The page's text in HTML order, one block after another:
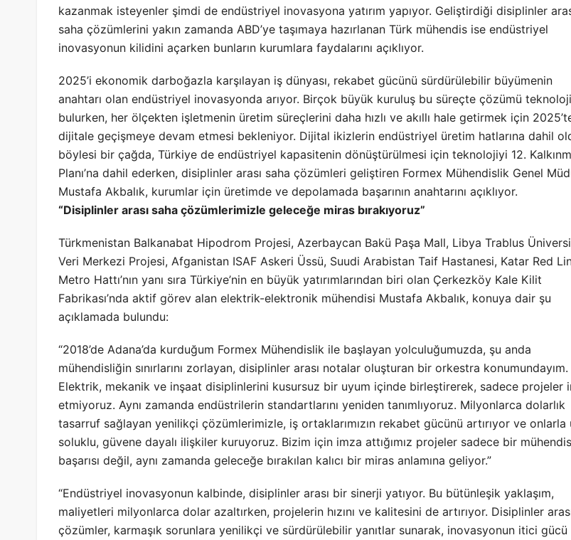
kazanmak isteyenler şimdi de endüstriyel inovasyona yatırım yapıyor. Geliştirdiği disiplinler
saha çözümlerini yakın zamanda ABD’ye taşımaya hazırlanan Türk mühendis ise endüstriyel
inovasyonun kilidini açarken bunların kurumlara faydalarını açıklıyor.
2025’i ekonomik darboğazla karşılayan iş dünyası, rekabet gücünü sürdürülebilir büyümenin
anahtarı olan endüstriyel inovasyonda arıyor. Birçok büyük kuruluş bu süreçte çözümü
bulurken, her ölçekten işletmenin üretim süreçlerini daha hızlı ve akıllı hale getirmek için
dijitale geçişmeye devam etmesi bekleniyor. Dijital ikizlerin endüstriyel üretim hatlarına dahil
böylesi bir çağda, Türkiye de endüstriyel kapasitenin dönüştürülmesi için teknolojiyi 12.
Planı’na dahil ederken, disiplinler arası saha çözümleri geliştiren Formex Mühendislik Genel
Mustafa Akbalık, kurumlar için üretimde ve depolamada başarının anahtarını açıklıyor.
“Disiplinler arası saha çözümlerimizle geleceğe miras bırakıyoruz”
Türkmenistan Balkanabat Hipodrom Projesi, Azerbaycan Bakü Paşa Mall, Libya Trablus
Veri Merkezi Projesi, Afganistan ISAF Askeri Üssü, Suudi Arabistan Taif Hastanesi, Katar Red
Metro Hattı’nın yanı sıra Türkiye’nin en büyük yatırımlarından biri olan Çerkezköy Kale Kilit
Fabrikası’nda aktif görev alan elektrik-elektronik mühendisi Mustafa Akbalık, konuya dair şu
açıklamada bulundu:
“2018’de Adana’da kurduğum Formex Mühendislik ile başlayan yolculuğumuzda, şu anda
mühendisliğin sınırlarını zorlayan, disiplinler arası notalar oluşturan bir orkestra konumundayım.
Elektrik, mekanik ve inşaat disiplinlerini kusursuz bir uyum içinde birleştirerek, sadece projeler
etmiyoruz. Aynı zamanda endüstrilerin standartlarını yeniden tanımlıyoruz. Milyonlarca dolarlık
tasarruf sağlayan yenilikçi çözümlerimizle, iş ortaklarımızın rekabet gücünü artırıyor ve onlarla
soluklu, güvene dayalı ilişkiler kuruyoruz. Bizim için imza attığımız projeler sadece bir
başarısı değil, aynı zamanda geleceğe bırakılan kalıcı bir miras anlamına geliyor.”
“Endüstriyel inovasyonun kalbinde, disiplinler arası bir sinerji yatıyor. Bu bütünleşik yaklaşım,
maliyetleri milyonlarca dolar azaltırken, projelerin hızını ve kalitesini de artırıyor. Disiplinler
çözümler, karmaşık sorunlara yenilikçi ve sürdürülebilir yanıtlar sunarak, inovasyonun itici gücü